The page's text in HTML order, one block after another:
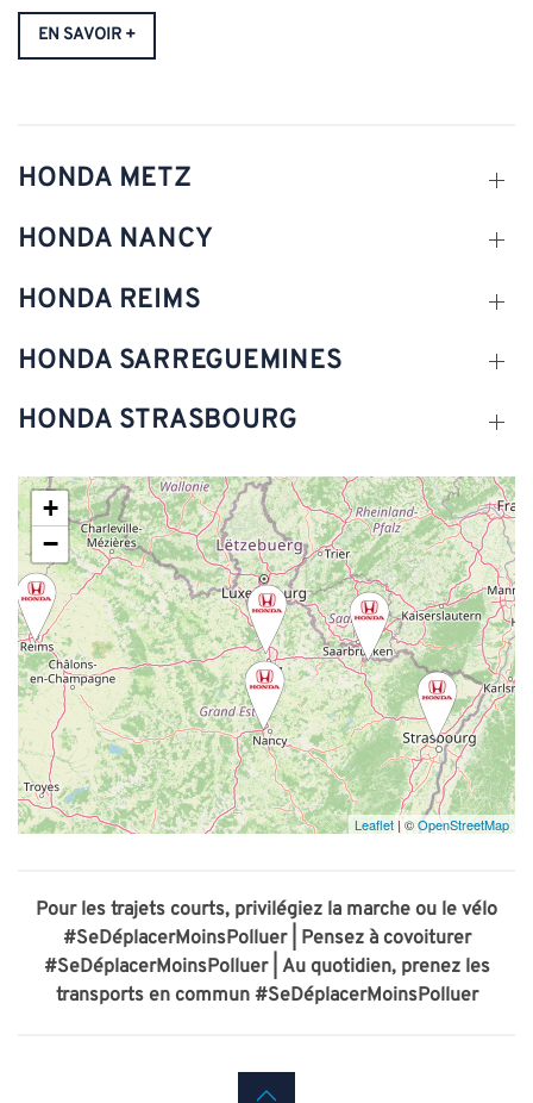
EN SAVOIR +
HONDA METZ
HONDA NANCY
HONDA REIMS
HONDA SARREGUEMINES
HONDA STRASBOURG
+
−
Leaflet| ©OpenStreetMap
Pour les trajets courts, privilégiez la marche ou le vélo
#SeDéplacerMoinsPolluer | Pensez à covoiturer
#SeDéplacerMoinsPolluer | Au quotidien, prenez les
transports en commun #SeDéplacerMoinsPolluer